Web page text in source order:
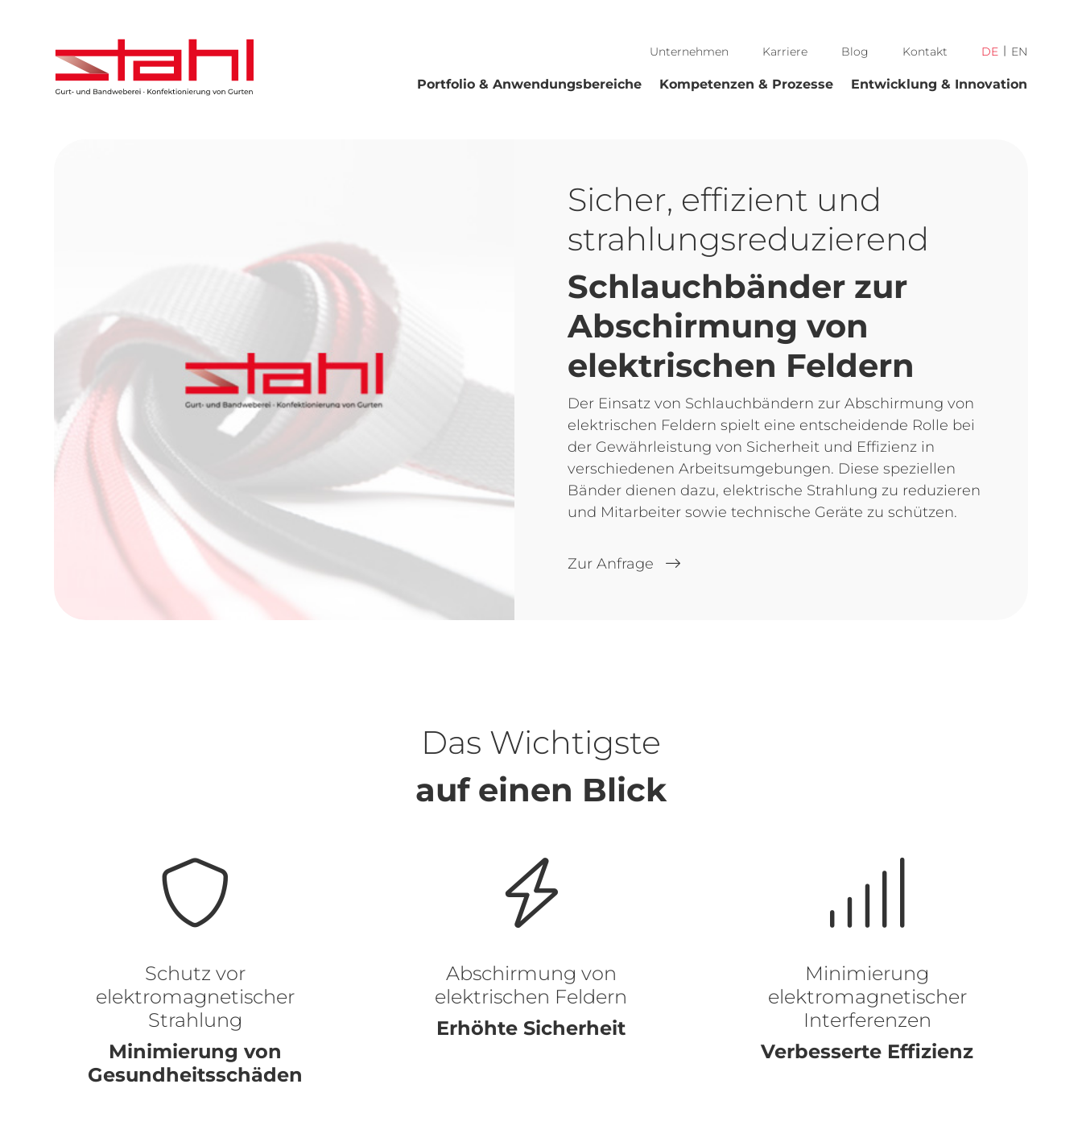
Unternehmen Karriere Blog Kontakt DE EN
Portfolio & Anwendungsbereiche Kompetenzen & Prozesse Entwicklung & Innovation
Sicher, effizient und
strahlungsreduzierend
Schlauchbänder zur
Abschirmung von
elektrischen Feldern
Der Einsatz von Schlauchbändern zur Abschirmung von
elektrischen Feldern spielt eine entscheidende Rolle bei
der Gewährleistung von Sicherheit und Effizienz in
verschiedenen Arbeitsumgebungen. Diese speziellen
Bänder dienen dazu, elektrische Strahlung zu reduzieren
und Mitarbeiter sowie technische Geräte zu schützen.
Zur Anfrage
Das Wichtigste
auf einen Blick
Schutz vor
elektromagnetischer
Strahlung
Minimierung von
Gesundheitsschäden
Abschirmung von
elektrischen Feldern
Erhöhte Sicherheit
Minimierung
elektromagnetischer
Interferenzen
Verbesserte Effizienz